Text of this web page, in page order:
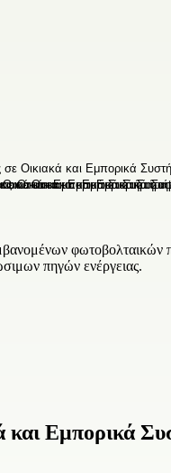
πηγών ενέργειας.
και Εμπορικά